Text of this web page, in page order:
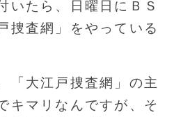
いたら、日曜日にＢＳ
捜査網」をやっている
「大江戸捜査網」の主
キマリなんですが、そ